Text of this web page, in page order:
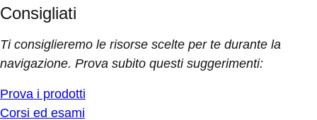
Consigliati
Ti consiglieremo le risorse scelte per te durante la
navigazione. Prova subito questi suggerimenti:
Prova i prodotti
Corsi ed esami